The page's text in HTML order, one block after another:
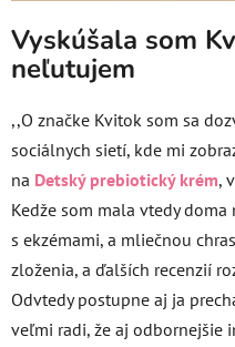
Vyskúšala som
neľutujem
,,O značke Kvitok som sa
sociálnych sietí, kde mi
na Detský prebiotický krém,
Kedže som mala vtedy
s ekzémami, a mliečnou
zloženia, a ďalších recenzií
Odvtedy postupne aj ja
veľmi radi, že aj odbornejšie